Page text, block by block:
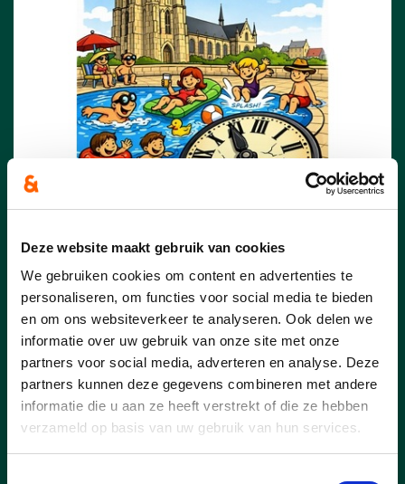
Deze website maakt gebruik van cookies
We gebruiken cookies om content en advertenties te
personaliseren, om functies voor social media te bieden
en om ons websiteverkeer te analyseren. Ook delen we
informatie over uw gebruik van onze site met onze
partners voor social media, adverteren en analyse. Deze
partners kunnen deze gegevens combineren met andere
informatie die u aan ze heeft verstrekt of die ze hebben
verzameld op basis van uw gebruik van hun services.
De Oranje Zetduivel
Ik kijk op de klok en zie: het is 5 voor
twaalf.
lees meer